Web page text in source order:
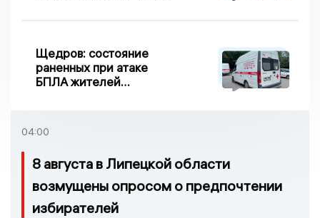
Щедров: состояние
раненных при атаке
БПЛА жителей
04:00
8 августа в Липецкой области
возмущены опросом о предпочтении
избирателей